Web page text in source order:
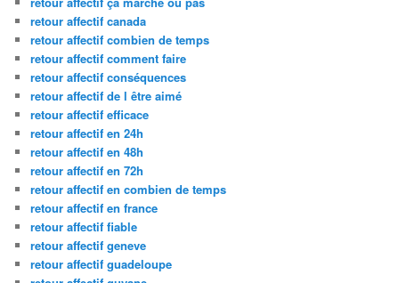
retour affectif canada
retour affectif combien de temps
retour affectif comment faire
retour affectif conséquences
retour affectif de l être aimé
retour affectif efficace
retour affectif en 24h
retour affectif en 48h
retour affectif en 72h
retour affectif en combien de temps
retour affectif en france
retour affectif fiable
retour affectif geneve
retour affectif guadeloupe